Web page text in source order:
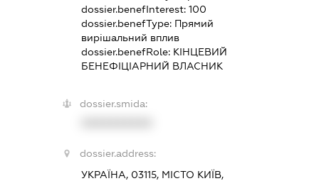
dossier.benefInterest: 100
dossier.benefType: Прямий
вирішальний вплив
dossier.benefRole: КІНЦЕВИЙ
БЕНЕФІЦІАРНИЙ ВЛАСНИК
dossier.smida:
dossier.address:
УКРАЇНА, 03115, МІСТО КИЇВ,